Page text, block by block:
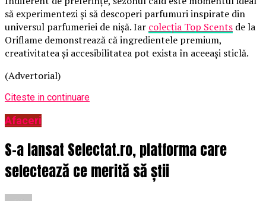
să experimentezi și să descoperi parfumuri inspirate din
universul parfumeriei de nișă. Iar colecția Top Scents de la
Oriflame demonstrează că ingredientele premium,
creativitatea și accesibilitatea pot exista în aceeași sticlă.
(Advertorial)
Citeste in continuare
Afaceri
S-a lansat Selectat.ro, platforma care
selectează ce merită să știi